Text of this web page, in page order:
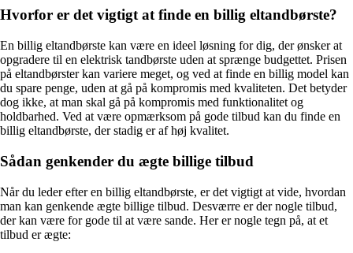
Hvorfor er det vigtigt at finde en billig eltandbørste?
En billig eltandbørste kan være en ideel løsning for dig, der ønsker at
opgradere til en elektrisk tandbørste uden at sprænge budgettet. Prisen
på eltandbørster kan variere meget, og ved at finde en billig model kan
du spare penge, uden at gå på kompromis med kvaliteten. Det betyder
dog ikke, at man skal gå på kompromis med funktionalitet og
holdbarhed. Ved at være opmærksom på gode tilbud kan du finde en
billig eltandbørste, der stadig er af høj kvalitet.
Sådan genkender du ægte billige tilbud
Når du leder efter en billig eltandbørste, er det vigtigt at vide, hvordan
man kan genkende ægte billige tilbud. Desværre er der nogle tilbud,
der kan være for gode til at være sande. Her er nogle tegn på, at et
tilbud er ægte: